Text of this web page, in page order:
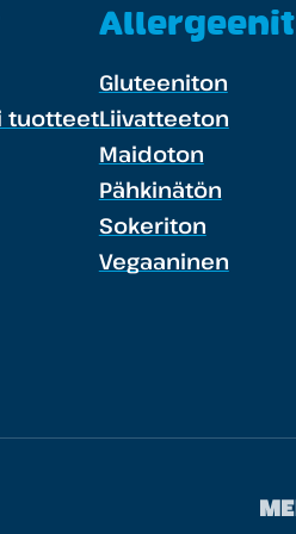
tuotteet
Allergeenit
Gluteeniton
Liivatteeton
Maidoton
Pähkinätön
Sokeriton
Vegaaninen